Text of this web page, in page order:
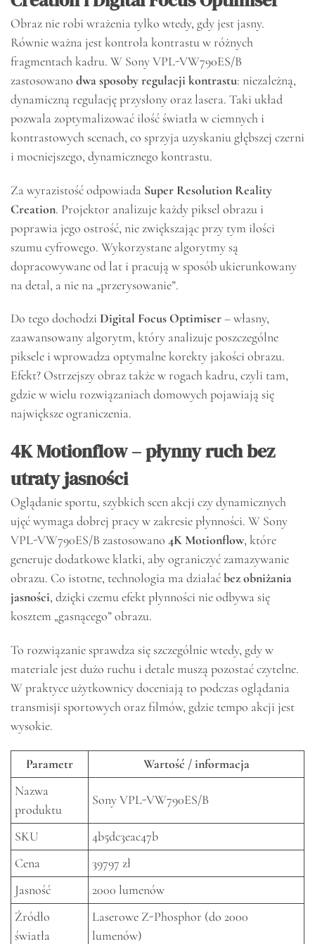
Obraz nie robi wrażenia tylko wtedy, gdy jest jasny.
Równie ważna jest kontrola kontrastu w różnych
fragmentach kadru. W Sony VPL-VW790ES/B
zastosowano dwa sposoby regulacji kontrastu: niezależną,
dynamiczną regulację przysłony oraz lasera. Taki układ
pozwala zoptymalizować ilość światła w ciemnych i
kontrastowych scenach, co sprzyja uzyskaniu głębszej czerni
i mocniejszego, dynamicznego kontrastu.
Za wyrazistość odpowiada Super Resolution Reality
Creation. Projektor analizuje każdy piksel obrazu i
poprawia jego ostrość, nie zwiększając przy tym ilości
szumu cyfrowego. Wykorzystane algorytmy są
dopracowywane od lat i pracują w sposób ukierunkowany
na detal, a nie na „przerysowanie”.
Do tego dochodzi Digital Focus Optimiser– własny,
zaawansowany algorytm, który analizuje poszczególne
piksele i wprowadza optymalne korekty jakości obrazu.
Efekt? Ostrzejszy obraz także w rogach kadru, czyli tam,
gdzie w wielu rozwiązaniach domowych pojawiają się
największe ograniczenia.
4K Motionflow – płynny ruch bez
utraty jasności
Oglądanie sportu, szybkich scen akcji czy dynamicznych
ujęć wymaga dobrej pracy w zakresie płynności. W Sony
VPL-VW790ES/B zastosowano 4K Motionflow, które
generuje dodatkowe klatki, aby ograniczyć zamazywanie
obrazu. Co istotne, technologia ma działaćbez obniżania
jasności, dzięki czemu efekt płynności nie odbywa się
kosztem „gasnącego” obrazu.
To rozwiązanie sprawdza się szczególnie wtedy, gdy w
materiale jest dużo ruchu i detale muszą pozostać czytelne.
W praktyce użytkownicy doceniają to podczas oglądania
transmisji sportowych oraz filmów, gdzie tempo akcji jest
wysokie.
Parametr
Wartość / informacja
Nazwa
produktu
Sony VPL-VW790ES/B
SKU
4b5dc3eac47b
Cena
39797 zł
Jasność
2000 lumenów
Źródło
światła
Laserowe Z-Phosphor (do 2000
lumenów)